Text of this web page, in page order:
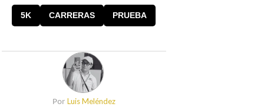
5K CARRERAS PRUEBA
Por Luis Meléndez